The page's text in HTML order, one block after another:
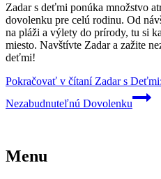
Zadar s deťmi ponúka množstvo
dovolenku pre celú rodinu. Od
na pláži a výlety do prírody, tu si
miesto. Navštívte Zadar a zažite
deťmi!
Pokračovať v čítaníZadar s
Nezabudnuteľnú Dovolenku
Menu